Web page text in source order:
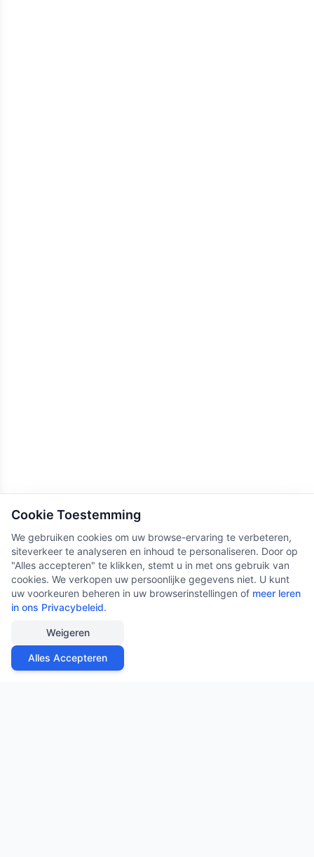
Cookie Toestemming
We gebruiken cookies om uw browse-ervaring te verbeteren,
siteverkeer te analyseren en inhoud te personaliseren. Door op
"Alles accepteren" te klikken, stemt u in met ons gebruik van
cookies. We verkopen uw persoonlijke gegevens niet. U kunt
uw voorkeuren beheren in uw browserinstellingen of meer leren
in ons Privacybeleid.
Weigeren
Alles Accepteren